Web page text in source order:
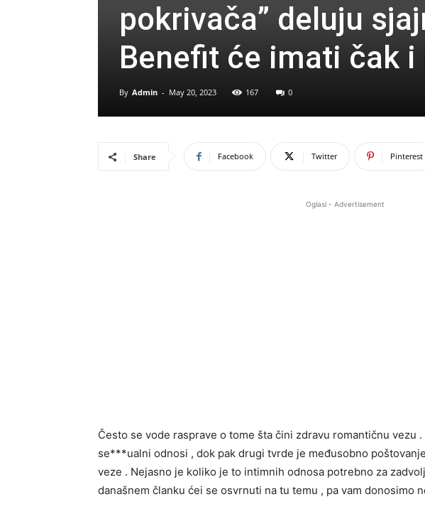
pokrivača” deluju
Benefit će imati čak i
By Admin - May 20, 2023 167 0
Share Facebook Twitter Pinterest
Oglasi - Advertisement
Često se vode rasprave o tome šta čini zdravu romantičnu vezu
se***ualni odnosi , dok pak drugi tvrde je međusobno
veze . Nejasno je koliko je to intimnih odnosa potrebno za
današnem članku ćei se osvrnuti na tu temu , pa vam donosimo